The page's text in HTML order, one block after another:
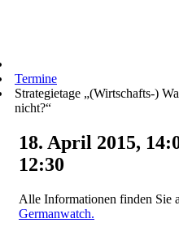
Termine
Strategietage „(Wirtschafts-)
nicht?“
18. April 2015,
12:30
Alle Informationen finden Sie
Germanwatch.